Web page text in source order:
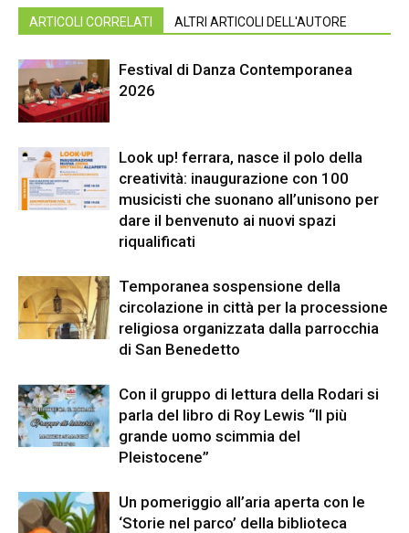
ARTICOLI CORRELATI ALTRI ARTICOLI DELL'AUTORE
Festival di Danza Contemporanea
2026
Look up! ferrara, nasce il polo della
creatività: inaugurazione con 100
musicisti che suonano all’unisono per
dare il benvenuto ai nuovi spazi
riqualificati
Temporanea sospensione della
circolazione in città per la processione
religiosa organizzata dalla parrocchia
di San Benedetto
Con il gruppo di lettura della Rodari si
parla del libro di Roy Lewis “Il più
grande uomo scimmia del
Pleistocene”
Un pomeriggio all’aria aperta con le
‘Storie nel parco’ della biblioteca